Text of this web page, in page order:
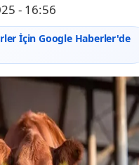
- 16:56
İçin Google Haberler'de